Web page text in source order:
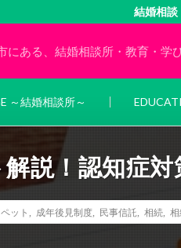
結婚相談
にある、結婚相談所・教育・学
～結婚相談所～
説！認知症対
ペット 成年後見制度, 民事信託 相続, 相